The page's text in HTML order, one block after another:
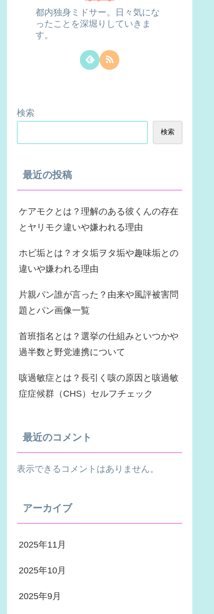
都内独身ミドサー。日々気にな
ったことを深堀りしていきま
す。
検索
検索
最近の投稿
ケアモクとは？理解のある彼くんの存在
とヤリモク違いや嫌われる理由
ホビ垢とは？オタ垢ヲタ垢や趣味垢との
違いや嫌われる理由
片親パン誰が言った？由来や風評被害問
題とパン画像一覧
首班指名とは？選挙の仕組みといつかや
過半数と野党連携について
咳過敏症とは？長引く咳の原因と咳過敏
症症候群（CHS）セルフチェック
最近のコメント
表示できるコメントはありません。
アーカイブ
2025年11月
2025年10月
2025年9月